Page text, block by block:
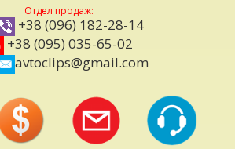
Отдел продаж:
+38 (096) 182-28-14
+38 (095) 035-65-02
avtoclips@gmail.com